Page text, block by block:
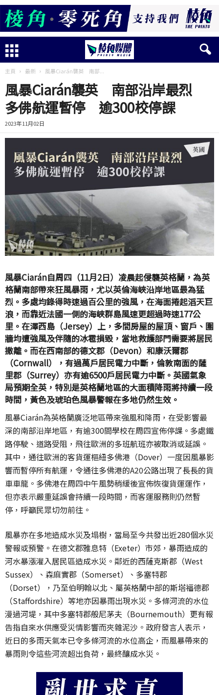
主頁 最新 風暴Ciarán襲英 南部...
風暴Ciarán襲英 南部沿岸最烈
多佛航運暫停 逾300校停課
2023年11月02日
風暴Ciarán自周四（11月2日）凌晨起侵襲英格蘭，為英
格蘭南部帶來狂風暴雨，尤以英倫海峽沿岸地區最為猛
烈。多處均錄得時速過百公里的強風，在海面捲起滔天巨
浪，而靠近法國一側的海峽群島風速更超過時速177公
里。在澤西島（Jersey）上，多間房屋的屋頂、窗戶、圍
牆均遭強風及伴隨的冰雹損毀，當地救護部門需要將居民
撤離。而在西南部的德文郡（Devon）和康沃爾郡
（Cornwall），有過萬戶居民電力中斷，倫敦南面的薩
里郡（Surrey）亦有逾6500戶居民電力中斷。英國氣象
局預期全英，特別是英格蘭地區的大面積降雨將持續一段
時間，黃色及琥珀色風暴警報在多地仍然生效。
風暴Ciarán為英格蘭廣泛地區帶來強風和降雨，在受影響最
深的南部沿岸地區，有逾300間學校在周四宣佈停課。多處鐵
路停駛、道路受阻，飛往歐洲的多班航班亦被取消或延誤。
其中，通往歐洲的客貨運樞紐多佛港（Dover）一度因風暴影
響而暫停所有航運，令通往多佛港的A20公路出現了長長的貨
車車龍。多佛港在周四中午風勢稍緩後宣佈恢復貨運運作，
但亦表示嚴重延誤會持續一段時間，而客運服務則仍然暫
停，呼籲民眾切勿前往。
風暴亦在多地造成水災及塌樹，當局至今共發出近280個水災
警報或預警。在德文郡雅息特（Exeter）市郊，暴雨造成的
河水暴漲灌入居民區造成水災。鄰近的西薩克斯郡（West
Sussex）、森麻實郡（Somerset）、多塞特郡
（Dorset），乃至伯明翰以北、屬英格蘭中部的斯塔福德郡
（Staffordshire）等地亦因暴雨出現水災。多條河流的水位
漫過河堤，其中多塞特郡般尼茅夫（Bournemouth）更有報
告指自來水供應受災情影響而夾雜泥沙。政府發言人表示，
近日的多雨天氣本已令多條河流的水位高企，而風暴帶來的
暴雨則令這些河流超出負荷，最終釀成水災。